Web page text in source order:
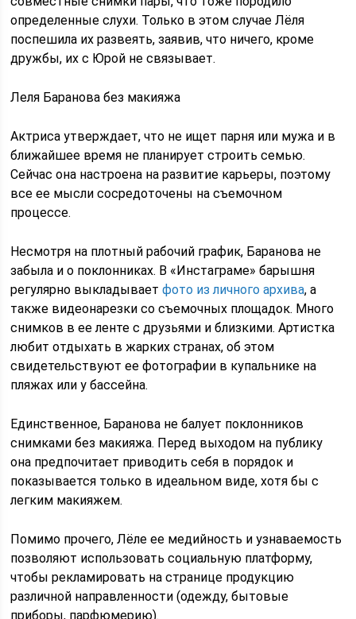
определенные слухи. Только в этом случае Лёля
поспешила их развеять, заявив, что ничего, кроме
дружбы, их с Юрой не связывает.
Леля Баранова без макияжа
Актриса утверждает, что не ищет парня или мужа и в
ближайшее время не планирует строить семью.
Сейчас она настроена на развитие карьеры, поэтому
все ее мысли сосредоточены на съемочном
процессе.
Несмотря на плотный рабочий график, Баранова не
забыла и о поклонниках. В «Инстаграме» барышня
регулярно выкладываетфото из личного архива, а
также видеонарезки со съемочных площадок. Много
снимков в ее ленте с друзьями и близкими. Артистка
любит отдыхать в жарких странах, об этом
свидетельствуют ее фотографии в купальнике на
пляжах или у бассейна.
Единственное, Баранова не балует поклонников
снимками без макияжа. Перед выходом на публику
она предпочитает приводить себя в порядок и
показывается только в идеальном виде, хотя бы с
легким макияжем.
Помимо прочего, Лёле ее медийность и узнаваемость
позволяют использовать социальную платформу,
чтобы рекламировать на странице продукцию
различной направленности (одежду, бытовые
приборы, парфюмерию).